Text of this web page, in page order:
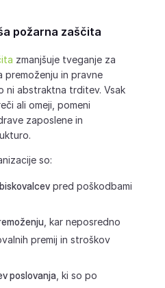
požarna zaščita
zmanjšuje tveganje za
premoženju in pravne
ni abstraktna trditev. Vsak
ali omeji, pomeni
zaposlene in
so:
pred poškodbami
, kar neposredno
premij in stroškov
poslovanja, ki so po